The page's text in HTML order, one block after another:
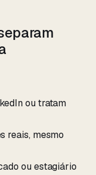
ou tratam
reais, mesmo
ou estagiário